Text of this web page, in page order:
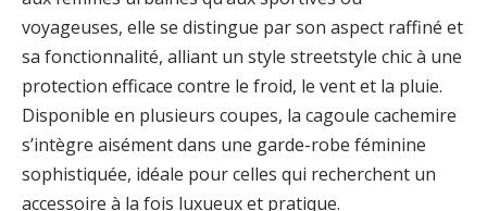
voyageuses, elle se distingue par son aspect raffiné et
sa fonctionnalité, alliant un style streetstyle chic à une
protection efficace contre le froid, le vent et la pluie.
Disponible en plusieurs coupes, la cagoule cachemire
s’intègre aisément dans une garde-robe féminine
sophistiquée, idéale pour celles qui recherchent un
accessoire à la fois luxueux et pratique.